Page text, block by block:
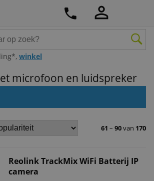
winkel
microfoon en luidspreker
61 – 90van 170
Reolink TrackMix WiFi Batterij IP
camera